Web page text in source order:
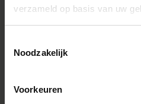
verzameld op basis van uw
Noodzakelijk
Voorkeuren
Minimale focusbreathing
een minimum beperkt.
Diafragmaring met extra